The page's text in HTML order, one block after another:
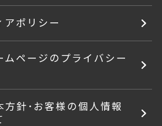
アポリシー
ページのプライバシー
方針･お客様の個人情報